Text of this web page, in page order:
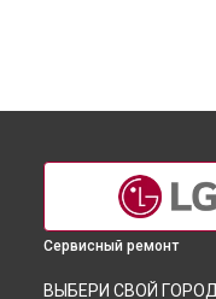
Сервисный ремонт
ВЫБЕРИ СВОЙ ГОРОД